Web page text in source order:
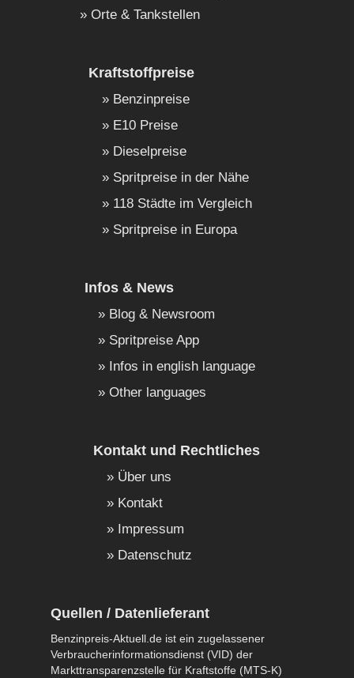
Orte & Tankstellen
Kraftstoffpreise
Benzinpreise
E10 Preise
Dieselpreise
Spritpreise in der Nähe
118 Städte im Vergleich
Spritpreise in Europa
Infos & News
Blog & Newsroom
Spritpreise App
Infos in english language
Other languages
Kontakt und Rechtliches
Über uns
Kontakt
Impressum
Datenschutz
Quellen / Datenlieferant
Benzinpreis-Aktuell.de ist ein zugelassener
Verbraucherinformationsdienst (VID) der
Markttransparenzstelle für Kraftstoffe (MTS-K)